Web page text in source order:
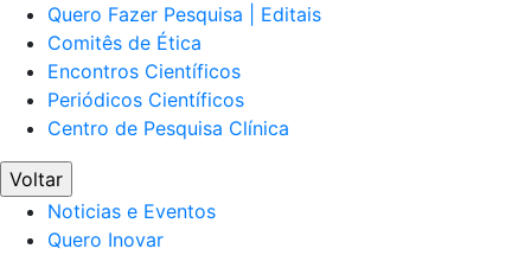
Quero Fazer Pesquisa | Editais
Comitês de Ética
Encontros Científicos
Periódicos Científicos
Centro de Pesquisa Clínica
Voltar
Noticias e Eventos
Quero Inovar